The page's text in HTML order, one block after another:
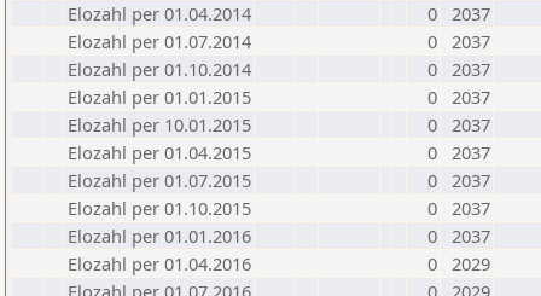
Elozahl per 01.04.2014
0 2037
Elozahl per 01.07.2014
0 2037
Elozahl per 01.10.2014
0 2037
Elozahl per 01.01.2015
0 2037
Elozahl per 10.01.2015
0 2037
Elozahl per 01.04.2015
0 2037
Elozahl per 01.07.2015
0 2037
Elozahl per 01.10.2015
0 2037
Elozahl per 01.01.2016
0 2037
Elozahl per 01.04.2016
0 2029
Elozahl per 01.07.2016
0 2029